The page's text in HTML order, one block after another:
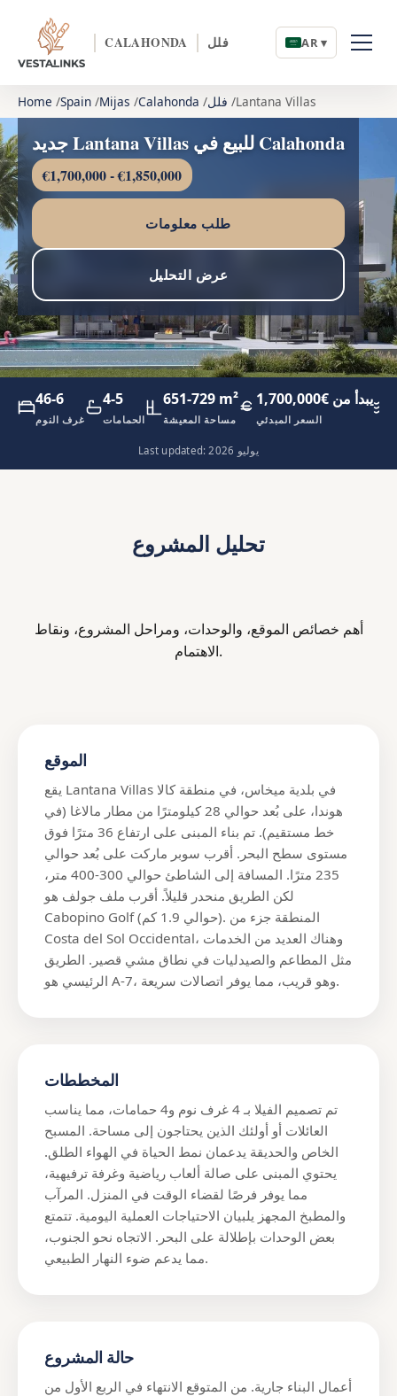
CALAHONDA فلل AR ▾
Home Spain Mijas Calahonda فلل Lantana Villas
جديد Lantana Villas للبيع في Calahonda
€1,700,000 - €1,850,000
طلب معلومات
عرض التحليل
46-6
غرف النوم
4-5
الحمامات
651-729 m²
مساحة المعيشة
يبدأ من €1,700,000
السعر المبدئي
Last updated: يوليو 2026
تحليل المشروع
أهم خصائص الموقع، والوحدات، ومراحل المشروع، ونقاط
الاهتمام.
الموقع
يقع Lantana Villas في بلدية ميخاس، في منطقة كالا
هوندا، على بُعد حوالي 28 كيلومترًا من مطار مالاغا (في
خط مستقيم). تم بناء المبنى على ارتفاع 36 مترًا فوق
مستوى سطح البحر. أقرب سوبر ماركت على بُعد حوالي
235 مترًا. المسافة إلى الشاطئ حوالي 300-400 متر،
لكن الطريق منحدر قليلاً. أقرب ملف جولف هو
Cabopino Golf (حوالي 1.9 كم). المنطقة جزء من
Costa del Sol Occidental، وهناك العديد من الخدمات
مثل المطاعم والصيدليات في نطاق مشي قصير. الطريق
الرئيسي هو A-7، وهو قريب، مما يوفر اتصالات سريعة.
المخططات
تم تصميم الفيلا بـ 4 غرف نوم و4 حمامات، مما يناسب
العائلات أو أولئك الذين يحتاجون إلى مساحة. المسبح
الخاص والحديقة يدعمان نمط الحياة في الهواء الطلق.
يحتوي المبنى على صالة ألعاب رياضية وغرفة ترفيهية،
مما يوفر فرصًا لقضاء الوقت في المنزل. المرآب
والمطبخ المجهز يلبيان الاحتياجات العملية اليومية. تتمتع
بعض الوحدات بإطلالة على البحر. الاتجاه نحو الجنوب،
مما يدعم ضوء النهار الطبيعي.
حالة المشروع
أعمال البناء جارية. من المتوقع الانتهاء في الربع الأول من